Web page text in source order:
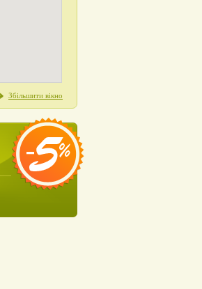
Збільшити вікно